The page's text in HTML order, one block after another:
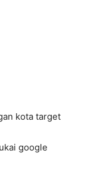
kota target
google